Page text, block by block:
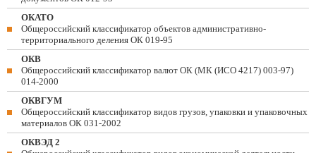
ОКАТО
Общероссийский классификатор объектов административно-
территориального деления ОК 019-95
ОКВ
Общероссийский классификатор валют ОК (МК (ИСО 4217) 003-97)
014-2000
ОКВГУМ
Общероссийский классификатор видов грузов, упаковки и упаковочных
материалов ОК 031-2002
ОКВЭД 2